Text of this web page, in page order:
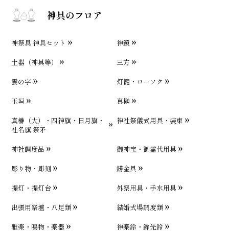
神具のフロア
神祭具 神具セット
神鏡
土器（神具等）
三方
雲の字
灯籠・ローソク
玉垣
真榊
真榊（大）・四神旗・日月旗・
社名旗 祭矛
神社祭儀式用具・装束
神社調度品
御神宝・御霊代用具
彫り物・彫刻
錺金具
提灯・提灯台
外祭用具・手水用具
出張用祭壇・八足類
結婚式場調度類
雅楽・鳴物・楽器
神楽鈴・鉾先鈴